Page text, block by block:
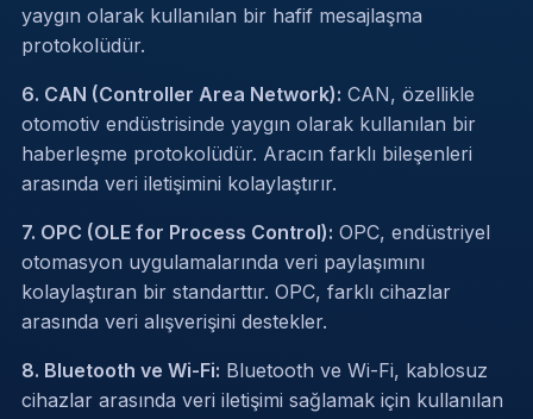
yaygın olarak kullanılan bir hafif mesajlaşma
protokolüdür.
6. CAN (Controller Area Network): CAN, özellikle
otomotiv endüstrisinde yaygın olarak kullanılan bir
haberleşme protokolüdür. Aracın farklı bileşenleri
arasında veri iletişimini kolaylaştırır.
7. OPC (OLE for Process Control): OPC, endüstriyel
otomasyon uygulamalarında veri paylaşımını
kolaylaştıran bir standarttır. OPC, farklı cihazlar
arasında veri alışverişini destekler.
8. Bluetooth ve Wi-Fi: Bluetooth ve Wi-Fi, kablosuz
cihazlar arasında veri iletişimi sağlamak için kullanılan